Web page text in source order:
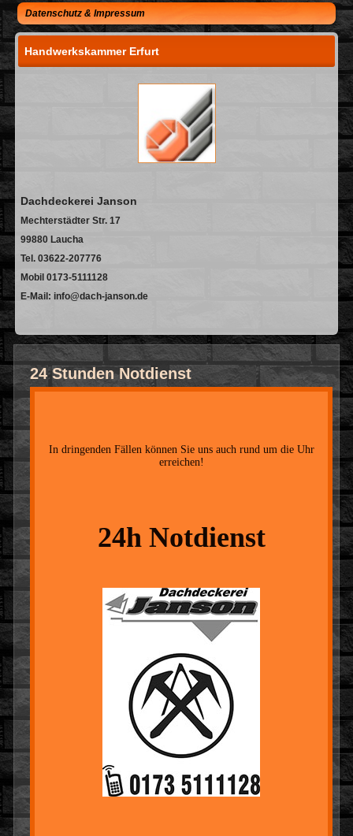
Datenschutz & Impressum
Handwerkskammer Erfurt
Dachdeckerei Janson
Mechterstädter Str. 17
99880 Laucha
Tel. 03622-207776
Mobil 0173-5111128
E-Mail: info@dach-janson.de
24 Stunden Notdienst
In dringenden Fällen können Sie uns auch rund um die Uhr
erreichen!
24h Notdienst